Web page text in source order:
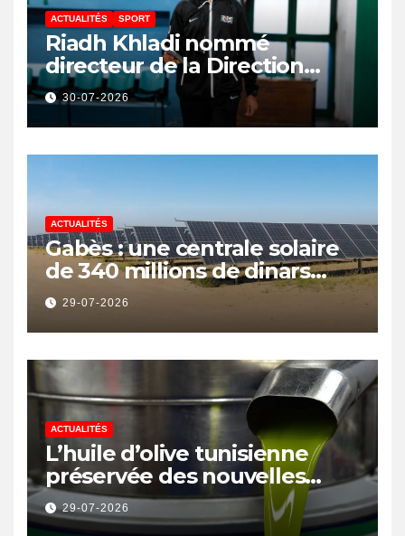
ACTUALITÉS SPORT
Riadh Khladi nommé
directeur de la Direction
Nationale de l’Arbitrage
30-07-2026
ACTUALITÉS
Gabès : une centrale solaire
de 340 millions de dinars
pour renforcer la transition
énergétique et créer 400
emplois
29-07-2026
ACTUALITÉS
L’huile d’olive tunisienne
préservée des nouvelles
surtaxes américaines de
Donald Trump
29-07-2026